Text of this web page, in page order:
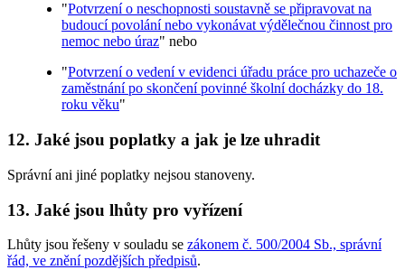
"Potvrzení o neschopnosti soustavně se připravovat na
budoucí povolání nebo vykonávat výdělečnou činnost pro
nemoc nebo úraz" nebo
"Potvrzení o vedení v evidenci úřadu práce pro uchazeče o
zaměstnání po skončení povinné školní docházky do 18.
roku věku"
12. Jaké jsou poplatky a jak je lze uhradit
Správní ani jiné poplatky nejsou stanoveny.
13. Jaké jsou lhůty pro vyřízení
Lhůty jsou řešeny v souladu se zákonem č. 500/2004 Sb., správní
řád, ve znění pozdějších předpisů.